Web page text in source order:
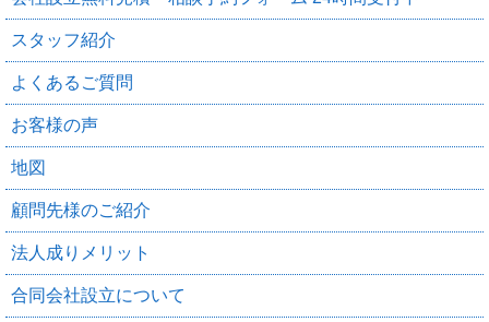
スタッフ紹介
よくあるご質問
お客様の声
地図
顧問先様のご紹介
法人成りメリット
合同会社設立について